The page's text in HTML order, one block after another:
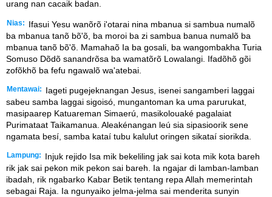
urang nan cacaik badan.
Nias:
Ifasui Yesu wanõrõ i'otarai nina mbanua si sambua numalõ
ba mbanua tanõ bõ'õ, ba moroi ba zi sambua banua numalõ ba
mbanua tanõ bõ'õ. Mamahaõ Ia ba gosali, ba wangombakha Turia
Somuso Dõdõ sanandrõsa ba wamatõrõ Lowalangi. Ifadõhõ gõi
zofõkhõ ba fefu ngawalõ wa'atebai.
Mentawai:
Iageti pugejeknangan Jesus, isenei sangamberi laggai
sabeu samba laggai sigoisó, mungantoman ka uma parurukat,
masipaarep Katuareman Simaerú, masikolouaké pagalaiat
Purimataat Taikamanua. Aleakénangan leú sia sipasioorik sene
ngamata besí, samba kataí tubu kalulut oringen sikataí siorikda.
Lampung:
Injuk rejido Isa mik bekeliling jak sai kota mik kota bareh
rik jak sai pekon mik pekon sai bareh. Ia ngajar di lamban-lamban
ibadah, rik ngabarko Kabar Betik tentang repa Allah memerintah
sebagai Raja. Ia ngunyaiko jelma-jelma sai menderita sunyin